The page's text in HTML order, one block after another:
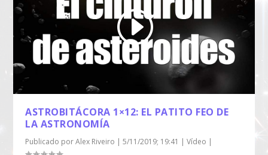
ASTROBITÁCORA 1×12: EL PATITO FEO DE
LA ASTRONOMÍA
Publicado porAlex Riveiro |5/11/2019; 19:41 |Vídeo |